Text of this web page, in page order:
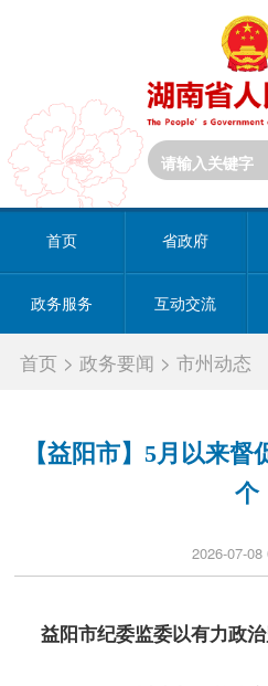
首页 省政府
政务服务 互动交流
首页 >政务要闻 >市州动态
【益阳市】5月以来督
个
2026-07-08
益阳市纪委监委以有力政